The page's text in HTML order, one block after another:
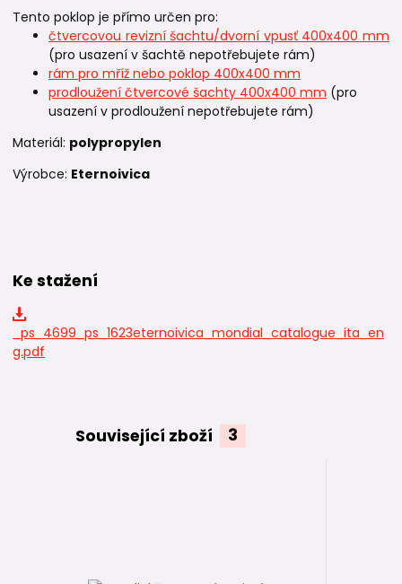
Tento poklop je přímo určen pro:
čtvercovou revizní šachtu/dvorní vpusť 400x400 mm
(pro usazení v šachtě nepotřebujete rám)
rám pro mříž nebo poklop 400x400 mm
prodloužení čtvercové šachty 400x400 mm (pro
usazení v prodloužení nepotřebujete rám)
Materiál: polypropylen
Výrobce: Eternoivica
Ke stažení
_ps_4699_ps_1623eternoivica_mondial_catalogue_ita_en
g.pdf
Související zboží 3